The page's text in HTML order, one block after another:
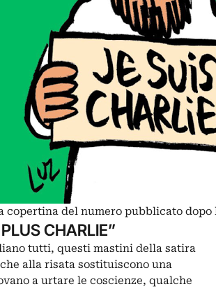
copertina del numero pubblicato dopo
CHARLIE”
tutti, questi mastini della satira
alla risata sostituiscono una
a urtare le coscienze, qualche